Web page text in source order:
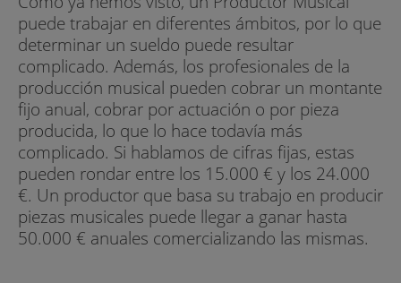
puede trabajar en diferentes ámbitos, por lo que
determinar un sueldo puede resultar
complicado. Además, los profesionales de la
producción musical pueden cobrar un montante
fijo anual, cobrar por actuación o por pieza
producida, lo que lo hace todavía más
complicado. Si hablamos de cifras fijas, estas
pueden rondar entre los 15.000 € y los 24.000
€. Un productor que basa su trabajo en producir
piezas musicales puede llegar a ganar hasta
50.000 € anuales comercializando las mismas.